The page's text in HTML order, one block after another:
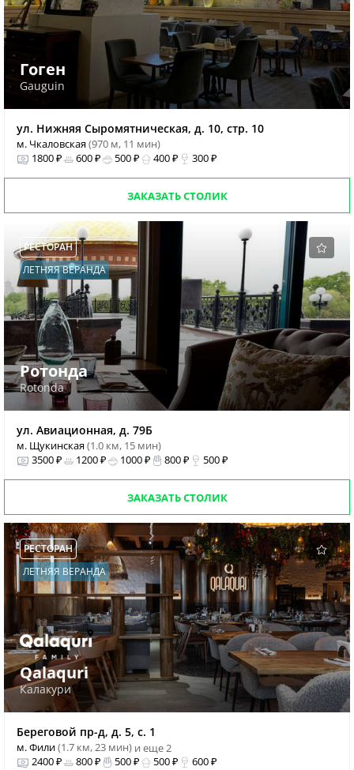
Гоген
Gauguin
ул. Нижняя Сыромятническая, д. 10, стр. 10
м. Чкаловская(970 м, 11 мин)
1800 ₽
600 ₽ 500 ₽ 400 ₽ 300 ₽
ЗАКАЗАТЬ СТОЛИК
РЕСТОРАН
ЛЕТНЯЯ ВЕРАНДА
Ротонда
Rotonda
ул. Авиационная, д. 79Б
м. Щукинская(1.0 км, 15 мин)
3500 ₽
1200 ₽ 1000 ₽ 800 ₽ 500 ₽
ЗАКАЗАТЬ СТОЛИК
РЕСТОРАН
ЛЕТНЯЯ ВЕРАНДА
Qalaquri
Калакури
Береговой пр-д, д. 5, с. 1
м. Фили(1.7 км, 23 мин) и еще 2
2400 ₽
800 ₽ 500 ₽ 500 ₽ 600 ₽